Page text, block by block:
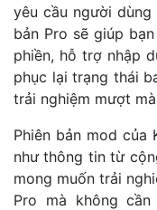
yêu cầu người
bản Pro sẽ giúp
phiền, hỗ trợ nhập
phục lại trạng thái
trải nghiệm mượt
Phiên bản mod của
như thông tin từ
mong muốn trải
Pro mà không